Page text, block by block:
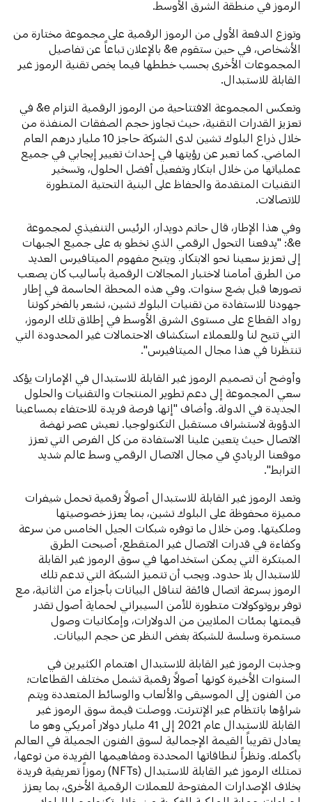
الرموز في منطقة الشرق الأوسط.
وتوزع الدفعة الأولى من الرموز الرقمية على مجموعة مختارة من
الأشخاص، في حين ستقوم e& بالإعلان تباعاً عن تفاصيل
المجموعات الأخرى بحسب خططها فيما يخص تقنية الرموز غير
القابلة للاستبدال.
وتعكس المجموعة الافتتاحية من الرموز الرقمية التزام e& في
تعزيز القدرات التقنية، حيث تجاوز حجم الصفقات المنفذة من
خلال ذراع البلوك تشين لدى الشركة حاجز 10 مليار درهم العام
الماضي. كما تعبر عن رؤيتها في إحداث تغيير إيجابي في جميع
عملياتها من خلال ابتكار وتفعيل أفضل الحلول، وتسخير
التقنيات المتقدمة والحفاظ على البنية التحتية المتطورة
للاتصالات.
وفي هذا الإطار، قال حاتم دويدار، الرئيس التنفيذي لمجموعة
e&: "يدفعنا التحول الرقمي الذي نخطو به على جميع الجبهات
إلى تعزيز سعينا نحو الابتكار. ويتيح مفهوم الميتافيرس العديد
من الطرق أمامنا لاختبار المجالات الرقمية بأساليب كان يصعب
تصورها قبل بضع سنوات. وفي هذه المحطة الحاسمة في إطار
جهودنا للاستفادة من تقنيات البلوك تشين، نشعر بالفخر كوننا
رواد القطاع على مستوى الشرق الأوسط في إطلاق تلك الرموز،
التي تتيح لنا وللعملاء استكشاف الاحتمالات غير المحدودة التي
تنتظرنا في هذا مجال الميتافيرس".
وأوضح أن تصميم الرموز غير القابلة للاستبدال في الإمارات يؤكد
سعي المجموعة إلى دعم تطوير المنتجات والتقنيات والحلول
الجديدة في الدولة. وأضاف "إنها فرصة فريدة للاحتفاء بمساعينا
الدؤوبة لاستشراف مستقبل التكنولوجيا. نعيش عصر نهضة
الاتصال حيث يتعين علينا الاستفادة من كل الفرص التي تعزز
موقعنا الريادي في مجال الاتصال الرقمي وسط عالم شديد
الترابط".
وتعد الرموز غير القابلة للاستبدال أصولاً رقمية تحمل شيفرات
مميزة محفوظة على البلوك تشين، بما يعزز خصوصيتها
وملكيتها. ومن خلال ما توفره شبكات الجيل الخامس من سرعة
وكفاءة في قدرات الاتصال غير المتقطع، أصبحت الطرق
المبتكرة التي يمكن استخدامها في سوق الرموز غير القابلة
للاستبدال بلا حدود. ويجب أن تتميز الشبكة التي تدعم تلك
الرموز بسرعة اتصال فائقة لتناقل البيانات بأجزاء من الثانية، مع
توفر بروتوكولات متطورة للأمن السيبراني لحماية أصول تقدر
قيمتها بمئات الملايين من الدولارات، وإمكانيات وصول
مستمرة وسلسة للشبكة بغض النظر عن حجم البيانات.
وجذبت الرموز غير القابلة للاستبدال اهتمام الكثيرين في
السنوات الأخيرة كونها أصولاً رقمية تشمل مختلف القطاعات؛
من الفنون إلى الموسيقى والألعاب والوسائط المتعددة ويتم
شراؤها بانتظام عبر الإنترنت. ووصلت قيمة سوق الرموز غير
القابلة للاستبدال عام 2021 إلى 41 مليار دولار أمريكي وهو ما
يعادل تقريباً القيمة الإجمالية لسوق الفنون الجميلة في العالم
بأكمله. ونظراً لنطاقاتها المحددة ومفاهيمها الفريدة من نوعها،
تمتلك الرموز غير القابلة للاستبدال (NFTs) رموزاً تعريفية فريدة
بخلاف الإصدارات المفتوحة للعملات الرقمية الأخرى، بما يعزز